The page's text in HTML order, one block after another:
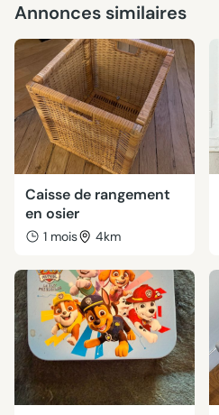
Annonces similaires
Caisse de rangement
en osier
1 mois 4km